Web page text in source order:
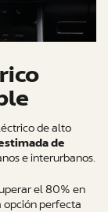
de alto
de
e interurbanos.
el 80% en
opción perfecta